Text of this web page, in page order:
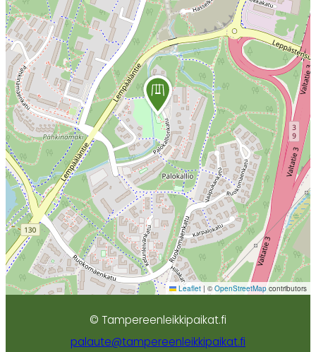
Leaflet | ©OpenStreetMap contributors
© Tampereenleikkipaikat.fi
palaute@tampereenleikkipaikat.fi